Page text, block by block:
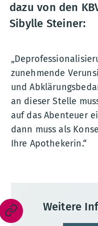
dazu von den
Sibylle Steiner:
zunehmende
und
an dieser Stelle
auf das Abenteuer
dann muss als
Ihre Apothekerin.“
Weitere